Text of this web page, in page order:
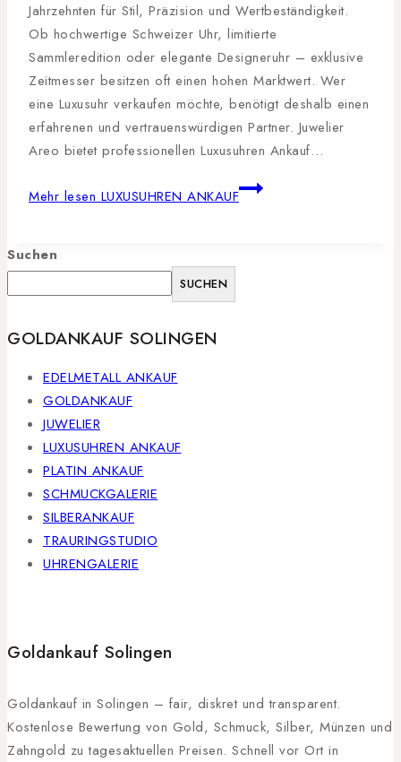
Jahrzehnten für Stil, Präzision und Wertbeständigkeit.
Ob hochwertige Schweizer Uhr, limitierte
Sammleredition oder elegante Designeruhr – exklusive
Zeitmesser besitzen oft einen hohen Marktwert. Wer
eine Luxusuhr verkaufen möchte, benötigt deshalb einen
erfahrenen und vertrauenswürdigen Partner. Juwelier
Areo bietet professionellen Luxusuhren Ankauf…
Mehr lesen LUXUSUHREN ANKAUF
Suchen
SUCHEN
GOLDANKAUF SOLINGEN
EDELMETALL ANKAUF
GOLDANKAUF
JUWELIER
LUXUSUHREN ANKAUF
PLATIN ANKAUF
SCHMUCKGALERIE
SILBERANKAUF
TRAURINGSTUDIO
UHRENGALERIE
Goldankauf Solingen
Goldankauf in Solingen – fair, diskret und transparent.
Kostenlose Bewertung von Gold, Schmuck, Silber, Münzen und
Zahngold zu tagesaktuellen Preisen. Schnell vor Ort in